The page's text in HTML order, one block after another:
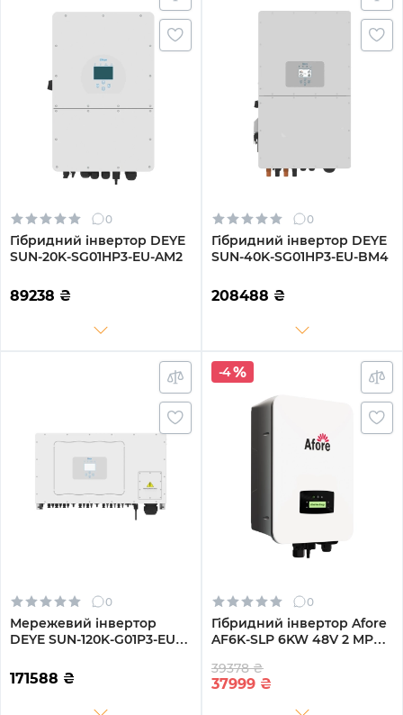
0
Гібридний інвертор DEYE
SUN-20K-SG01HP3-EU-AM2
89238 ₴
0
Гібридний інвертор DEYE
SUN-40K-SG01HP3-EU-BM4
208488 ₴
0
Мережевий інвертор
DEYE SUN-120K-G01P3-EU
380V/50hz
171588 ₴
-4
0
Гібридний інвертор Afore
AF6K-SLP 6KW 48V 2 MPPT
(AF6K-SLP)
39378 ₴
37999 ₴